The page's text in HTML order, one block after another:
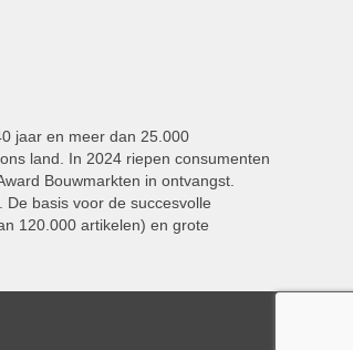
jaar en meer dan 25.000
land. In 2024 riepen consumenten
Bouwmarkten in ontvangst.
basis voor de succesvolle
120.000 artikelen) en grote